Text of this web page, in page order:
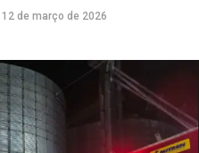
12 de março de 2026